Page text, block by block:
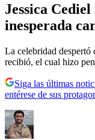
Jessica
inesperada
La celebridad despertó
recibió, el cual hizo
Siga las últimas
entérese de sus